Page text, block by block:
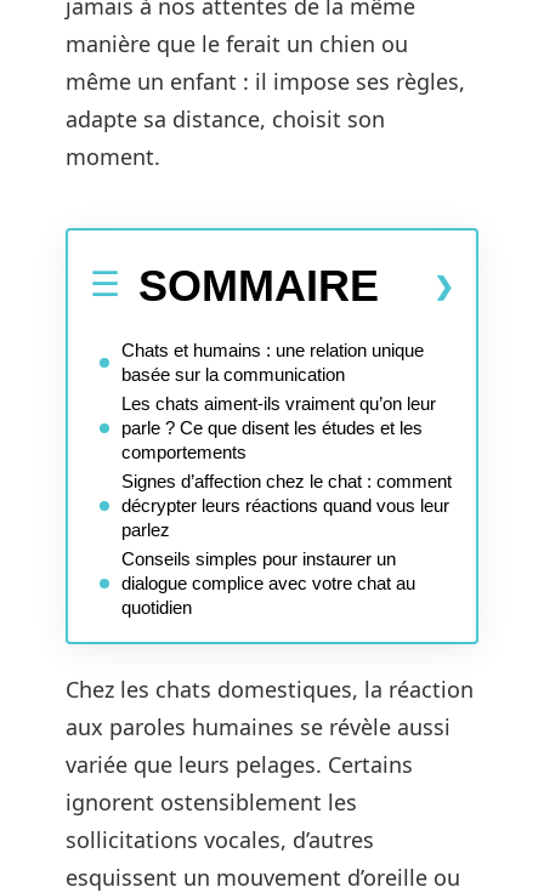
jamais à nos attentes de la même
manière que le ferait un chien ou
même un enfant : il impose ses règles,
adapte sa distance, choisit son
moment.
SOMMAIRE
Chats et humains : une relation unique
basée sur la communication
Les chats aiment-ils vraiment qu’on leur
parle ? Ce que disent les études et les
comportements
Signes d’affection chez le chat : comment
décrypter leurs réactions quand vous leur
parlez
Conseils simples pour instaurer un
dialogue complice avec votre chat au
quotidien
Chez les chats domestiques, la réaction
aux paroles humaines se révèle aussi
variée que leurs pelages. Certains
ignorent ostensiblement les
sollicitations vocales, d’autres
esquissent un mouvement d’oreille ou